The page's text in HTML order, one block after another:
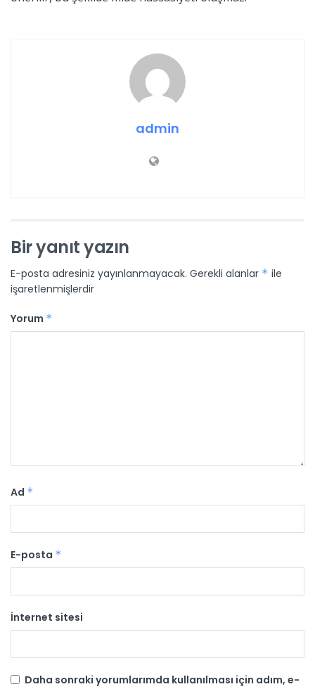
admin
Bir yanıt yazın
E-posta adresiniz yayınlanmayacak. Gerekli alanlar * ile
işaretlenmişlerdir
Yorum *
Ad *
E-posta *
İnternet sitesi
Daha sonraki yorumlarımda kullanılması için adım, e-